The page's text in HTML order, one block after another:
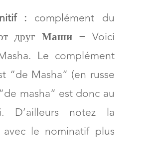
: complément du
друг Маши= Voici
Le complément
“de Masha” (en russe
masha” est donc au
D’ailleurs notez la
avec le nominatif plus